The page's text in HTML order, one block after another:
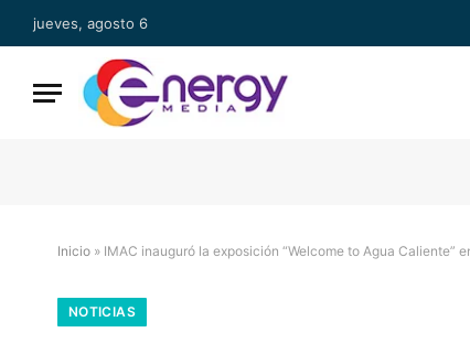
jueves, agosto 6
Inicio » IMAC inauguró la exposición “Welcome to Agua Caliente”
NOTICIAS